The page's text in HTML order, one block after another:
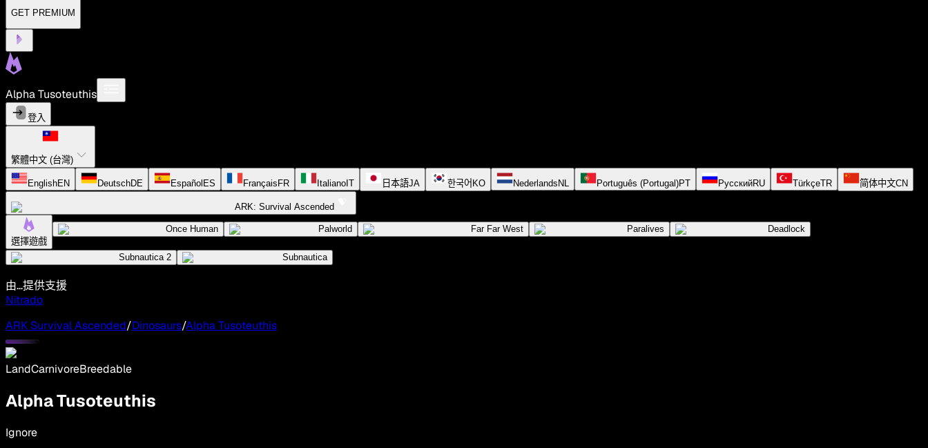
GET PREMIUM
Alpha Tusoteuthis
登入
繁體中文 (台灣)
EnglishEN DeutschDE Español ES Français FR Italiano IT 日本語JA 한국어 KO Nederlands NL Português (Portugal)PT РусскийRU TürkçeTR 简体中文CN
ARK: Survival Ascended
選擇遊戲
Once Human Palworld Far Far West Paralives Deadlock
Subnautica 2 Subnautica
由...提供支援
Nitrado
ARK Survival Ascended/Dinosaurs/Alpha Tusoteuthis
LandCarnivoreBreedable
Alpha Tusoteuthis
Ignore